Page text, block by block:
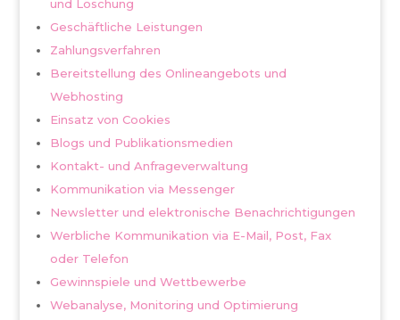
und Löschung
Geschäftliche Leistungen
Zahlungsverfahren
Bereitstellung des Onlineangebots und
Webhosting
Einsatz von Cookies
Blogs und Publikationsmedien
Kontakt- und Anfrageverwaltung
Kommunikation via Messenger
Newsletter und elektronische Benachrichtigungen
Werbliche Kommunikation via E-Mail, Post, Fax
oder Telefon
Gewinnspiele und Wettbewerbe
Webanalyse, Monitoring und Optimierung